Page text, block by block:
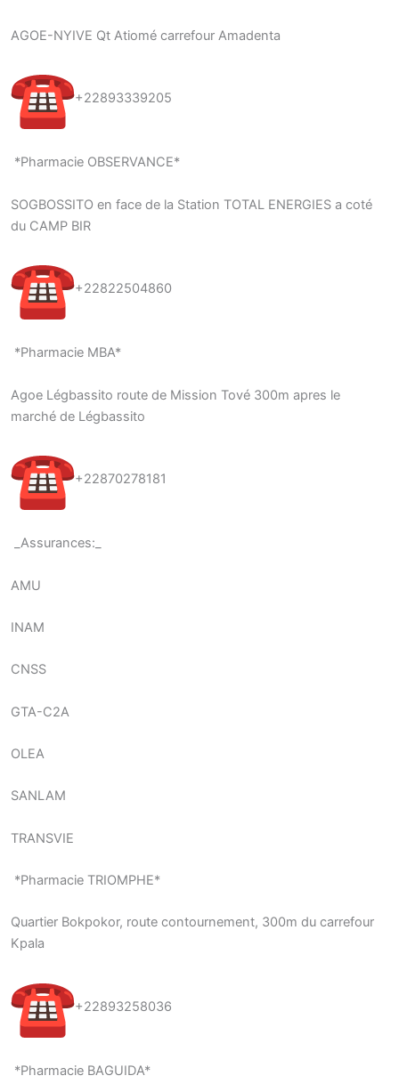
AGOE-NYIVE Qt Atiomé carrefour Amadenta
+22893339205
*Pharmacie OBSERVANCE*
SOGBOSSITO en face de la Station TOTAL ENERGIES a coté
du CAMP BIR
+22822504860
*Pharmacie MBA*
Agoe Légbassito route de Mission Tové 300m apres le
marché de Légbassito
+22870278181
_Assurances:_
AMU
INAM
CNSS
GTA-C2A
OLEA
SANLAM
TRANSVIE
*Pharmacie TRIOMPHE*
Quartier Bokpokor, route contournement, 300m du carrefour
Kpala
+22893258036
*Pharmacie BAGUIDA*